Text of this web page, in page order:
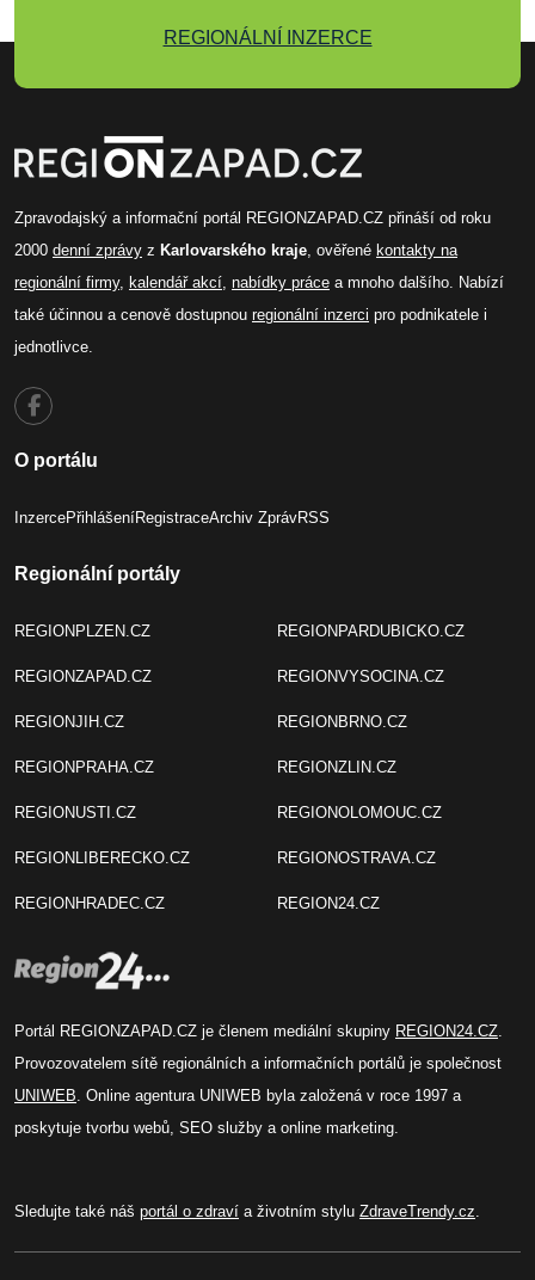
REGIONÁLNÍ INZERCE
Zpravodajský a informační portál REGIONZAPAD.CZ přináší od roku
2000 denní zprávy z Karlovarského kraje, ověřené kontakty na
regionální firmy, kalendář akcí, nabídky práce a mnoho dalšího. Nabízí
také účinnou a cenově dostupnou regionální inzerci pro podnikatele i
jednotlivce.
O portálu
InzercePřihlášeníRegistraceArchiv ZprávRSS
Regionální portály
REGIONPLZEN.CZ
REGIONZAPAD.CZ
REGIONJIH.CZ
REGIONPRAHA.CZ
REGIONUSTI.CZ
REGIONLIBERECKO.CZ
REGIONHRADEC.CZ
REGIONPARDUBICKO.CZ
REGIONVYSOCINA.CZ
REGIONBRNO.CZ
REGIONZLIN.CZ
REGIONOLOMOUC.CZ
REGIONOSTRAVA.CZ
REGION24.CZ
Portál REGIONZAPAD.CZ je členem mediální skupiny REGION24.CZ.
Provozovatelem sítě regionálních a informačních portálů je společnost
UNIWEB. Online agentura UNIWEB byla založená v roce 1997 a
poskytuje tvorbu webů, SEO služby a online marketing.
Sledujte také náš portál o zdraví a životním stylu ZdraveTrendy.cz.